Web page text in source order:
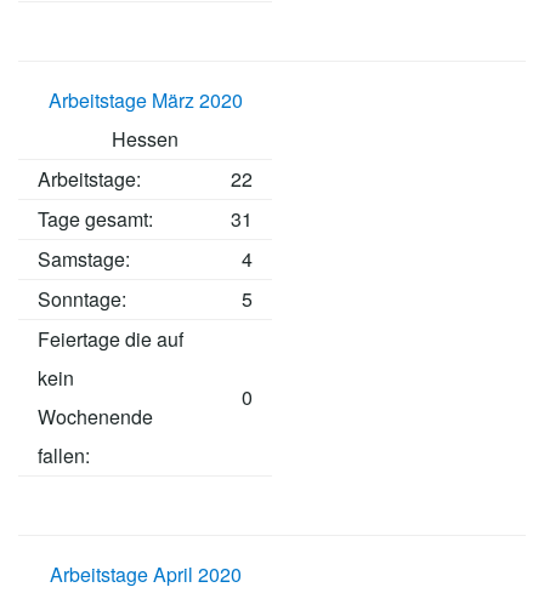
Arbeitstage März 2020
Hessen
Arbeitstage:
22
Tage gesamt:
31
Samstage:
4
Sonntage:
5
Feiertage die auf
kein
Wochenende
fallen:
0
Arbeitstage April 2020